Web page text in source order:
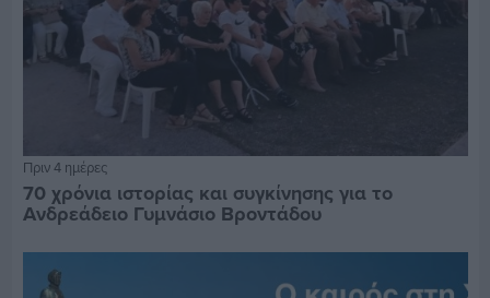
Πριν 4 ημέρες
70 χρόνια ιστορίας και συγκίνησης για το
Ανδρεάδειο Γυμνάσιο Βροντάδου